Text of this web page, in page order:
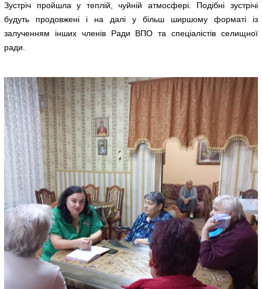
Зустріч пройшла у теплій, чуйній атмосфері. Подібні зустрічі
будуть продовжені і на далі у більш ширшому форматі із
залученням інших членів Ради ВПО та спеціалістів селищної
ради.